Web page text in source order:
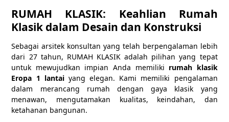
RUMAH KLASIK: Keahlian Rumah
Klasik dalam Desain dan Konstruksi
Sebagai arsitek konsultan yang telah berpengalaman lebih
dari 27 tahun, RUMAH KLASIK adalah pilihan yang tepat
untuk mewujudkan impian Anda memiliki rumah klasik
Eropa 1 lantaiyang elegan. Kami memiliki pengalaman
dalam merancang rumah dengan gaya klasik yang
menawan, mengutamakan kualitas, keindahan, dan
ketahanan bangunan.